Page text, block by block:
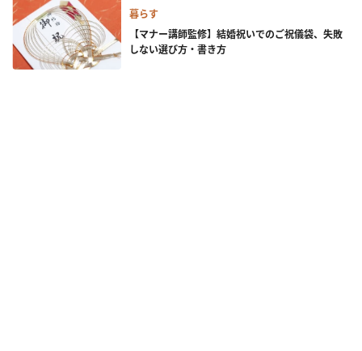
暮らす
【マナー講師監修】結婚祝いでのご祝儀袋、失敗
しない選び方・書き方